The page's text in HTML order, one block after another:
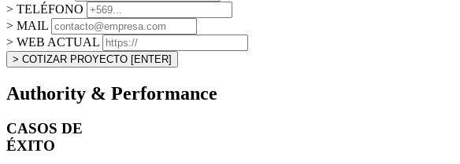
> TELÉFONO
> MAIL
> WEB ACTUAL
> COTIZAR PROYECTO [ENTER]
Authority & Performance
CASOS DE
ÉXITO